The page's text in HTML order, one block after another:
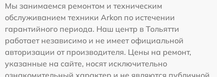
Мы занимаемся ремонтом и техническим
обслуживанием техники Arkon по истечении
гарантийного периода. Наш центр в Тольятти
работает независимо и не имеет официальной
авторизации от производителя. Цены на ремонт,
указанные на сайте, носят исключительно